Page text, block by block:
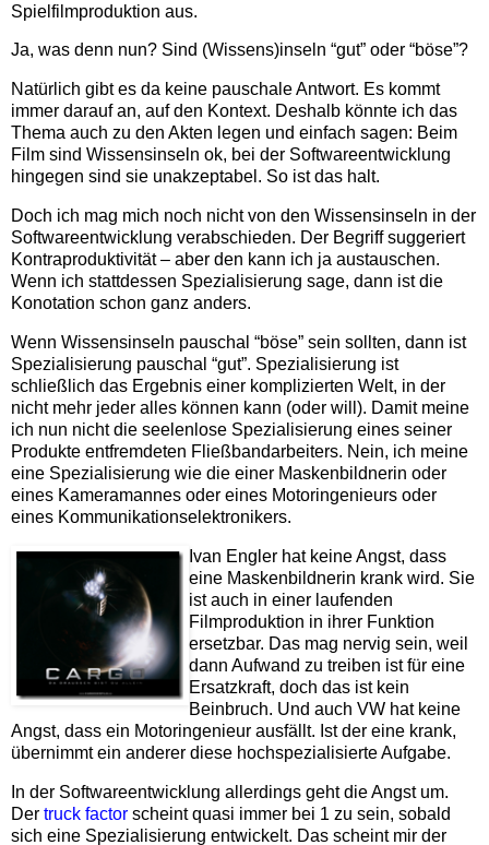
Spielfilmproduktion aus.
Ja, was denn nun? Sind (Wissens)inseln “gut” oder “böse”?
Natürlich gibt es da keine pauschale Antwort. Es kommt
immer darauf an, auf den Kontext. Deshalb könnte ich das
Thema auch zu den Akten legen und einfach sagen: Beim
Film sind Wissensinseln ok, bei der Softwareentwicklung
hingegen sind sie unakzeptabel. So ist das halt.
Doch ich mag mich noch nicht von den Wissensinseln in der
Softwareentwicklung verabschieden. Der Begriff suggeriert
Kontraproduktivität – aber den kann ich ja austauschen.
Wenn ich stattdessen Spezialisierung sage, dann ist die
Konotation schon ganz anders.
Wenn Wissensinseln pauschal “böse” sein sollten, dann ist
Spezialisierung pauschal “gut”. Spezialisierung ist
schließlich das Ergebnis einer komplizierten Welt, in der
nicht mehr jeder alles können kann (oder will). Damit meine
ich nun nicht die seelenlose Spezialisierung eines seiner
Produkte entfremdeten Fließbandarbeiters. Nein, ich meine
eine Spezialisierung wie die einer Maskenbildnerin oder
eines Kameramannes oder eines Motoringenieurs oder
eines Kommunikationselektronikers.
Ivan Engler hat keine Angst, dass
eine Maskenbildnerin krank wird. Sie
ist auch in einer laufenden
Filmproduktion in ihrer Funktion
ersetzbar. Das mag nervig sein, weil
dann Aufwand zu treiben ist für eine
Ersatzkraft, doch das ist kein
Beinbruch. Und auch VW hat keine
Angst, dass ein Motoringenieur ausfällt. Ist der eine krank,
übernimmt ein anderer diese hochspezialisierte Aufgabe.
In der Softwareentwicklung allerdings geht die Angst um.
Der truck factor scheint quasi immer bei 1 zu sein, sobald
sich eine Spezialisierung entwickelt. Das scheint mir der